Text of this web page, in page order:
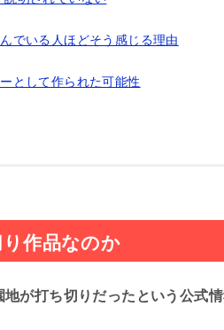
でいる人ほどそう感じる理由
として作られた可能性
作品なのか
地が打ち切りだったという公式情